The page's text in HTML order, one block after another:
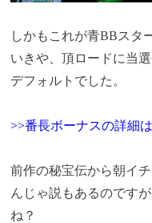
しかもこれが青BBス
いきや、頂ロードに当
デフォルトでした。
>>番長ボーナスの詳細
前作の秘宝伝から朝イ
んじゃ説もあるのです
ね？